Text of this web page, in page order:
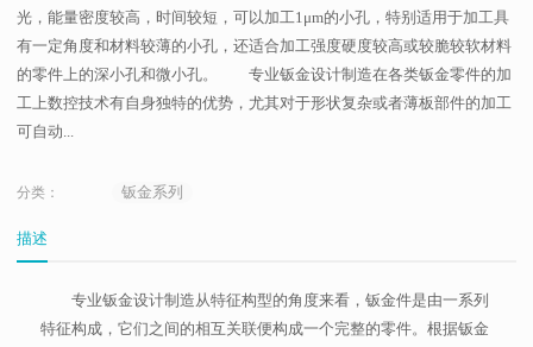
光，能量密度较高，时间较短，可以加工1μm的小孔，特别适用于加工具
有一定角度和材料较薄的小孔，还适合加工强度硬度较高或较脆较软材料
的零件上的深小孔和微小孔。 专业钣金设计制造在各类钣金零件的加
工上数控技术有自身独特的优势，尤其对于形状复杂或者薄板部件的加工
可自动...
分类： 钣金系列
描述
专业钣金设计制造从特征构型的角度来看，钣金件是由一系列
特征构成，它们之间的相互关联便构成一个完整的零件。根据钣金